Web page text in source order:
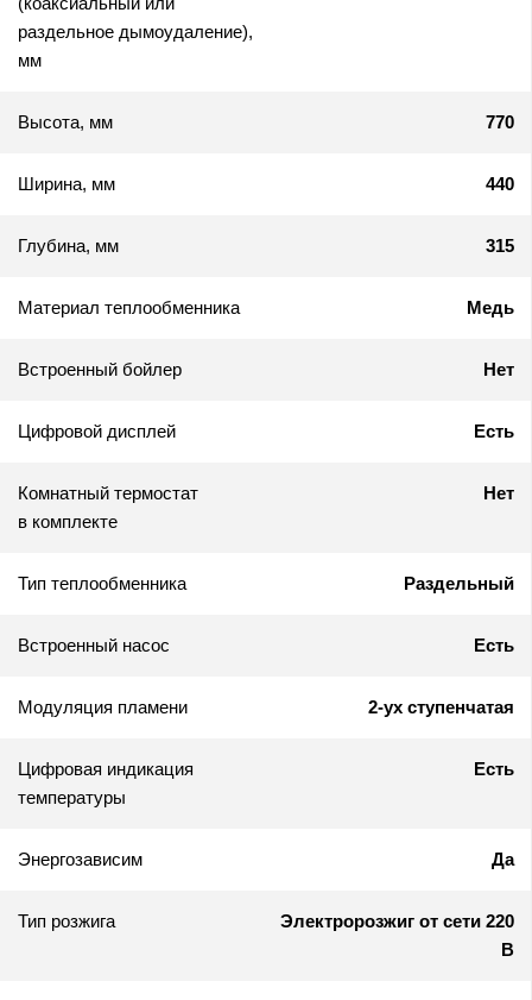
раздельное дымоудаление),
мм
Высота, мм 770
Ширина, мм 440
Глубина, мм 315
Материал теплообменника Медь
Встроенный бойлер Нет
Цифровой дисплей Есть
Комнатный термостат
в комплекте
Нет
Тип теплообменника Раздельный
Встроенный насос Есть
Модуляция пламени 2-ух ступенчатая
Цифровая индикация
температуры
Есть
Энергозависим Да
Тип розжига
Электророзжиг от сети 220
В